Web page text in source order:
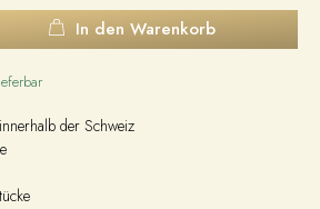
In den Warenkorb
der Schweiz